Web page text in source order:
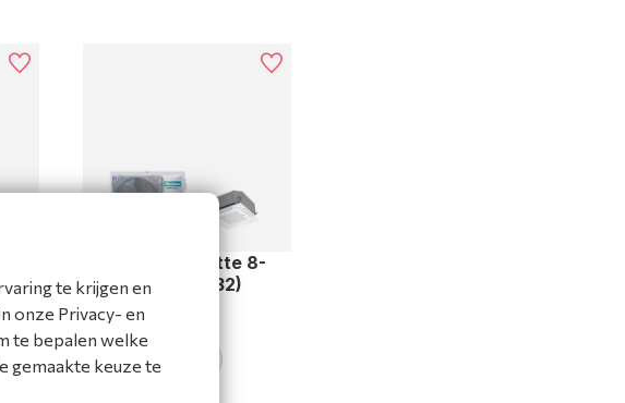
PAC SET cassette 8-
serie 5,2 kW (R32)
230V
AUW52ACT8-1
Bekijk product
te krijgen en
onze Privacy- en
te bepalen welke
gemaakte keuze te